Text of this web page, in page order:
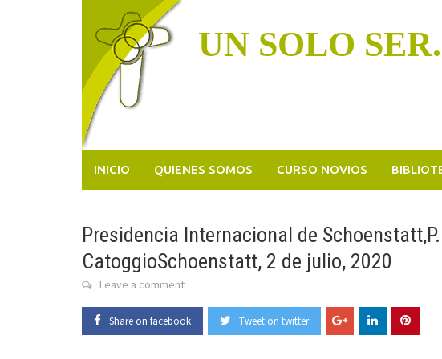
UN SOLO
INICIO QUIENES SOMOS CURSO NOVIOS
Presidencia Internacional de
CatoggioSchoenstatt, 2 de julio, 2020
Leave a comment
Share on facebook Tweet on twitter